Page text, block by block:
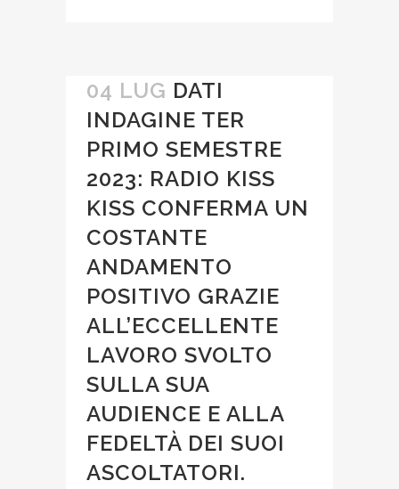
04 LUG DATI
INDAGINE TER
PRIMO SEMESTRE
2023: RADIO KISS
KISS CONFERMA UN
COSTANTE
ANDAMENTO
POSITIVO GRAZIE
ALL’ECCELLENTE
LAVORO SVOLTO
SULLA SUA
AUDIENCE E ALLA
FEDELTÀ DEI SUOI
ASCOLTATORI.